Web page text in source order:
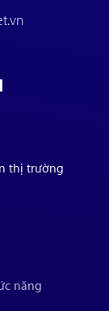
thị trường
năng